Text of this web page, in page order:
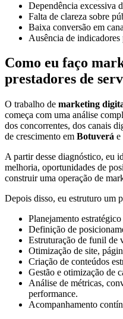
Dependência excessiva
Falta de clareza sobre
Baixa conversão em
Ausência de indicadores
Como eu faço
prestadores de
O trabalho de marketing
começa com uma análise
dos concorrentes, dos canais
de crescimento em Botuverá e
A partir desse diagnóstico, eu
melhoria, oportunidades de
construir uma operação de
Depois disso, eu estruturo um
Planejamento
Definição de
Estruturação de funil de
Otimização de site,
Criação de conteúdos
Gestão e otimização de
Análise de métricas,
performance.
Acompanhamento